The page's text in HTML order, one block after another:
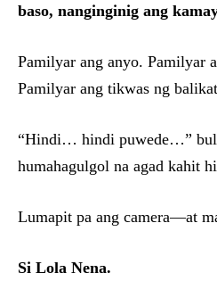
baso, nanginginig ang
Pamilyar ang anyo. Pamilyar
Pamilyar ang tikwas ng
“Hindi… hindi puwede…”
humahagulgol na agad kahit
Lumapit pa ang camera—at
Si Lola Nena.